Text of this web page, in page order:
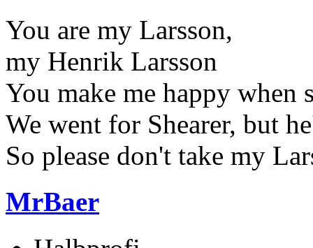
You are my Larsson,
my Henrik Larsson
You make me happy when
We went for Shearer, but
So please don't take my
MrBaer